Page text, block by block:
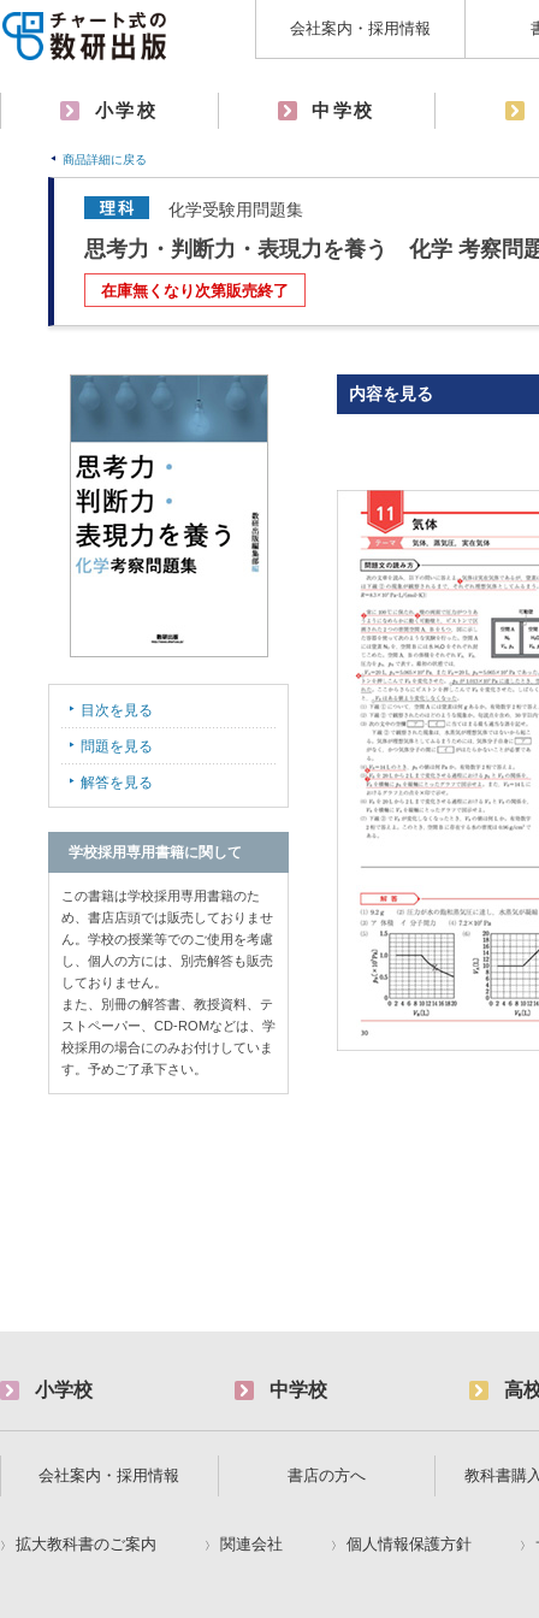
会社案内・採用情報
小学校 中学校
商品詳細に戻る
化学受験用問題集
思考力・判断力・表現力を養う 化学 考察問
在庫無くなり次第販売終了
内容を見る
目次を見る
問題を見る
解答を見る
学校採用専用書籍に関して
この書籍は学校採用専用書籍のた
め、書店店頭では販売しておりませ
ん。学校の授業等でのご使用を考慮
し、個人の方には、別売解答も販売
しておりません。
また、別冊の解答書、教授資料、テ
ストペーパー、CD-ROMなどは、学
校採用の場合にのみお付けしていま
す。予めご了承下さい。
小学校 中学校 高
会社案内・採用情報 書店の方へ 教科書購
拡大教科書のご案内 関連会社 個人情報保護方針